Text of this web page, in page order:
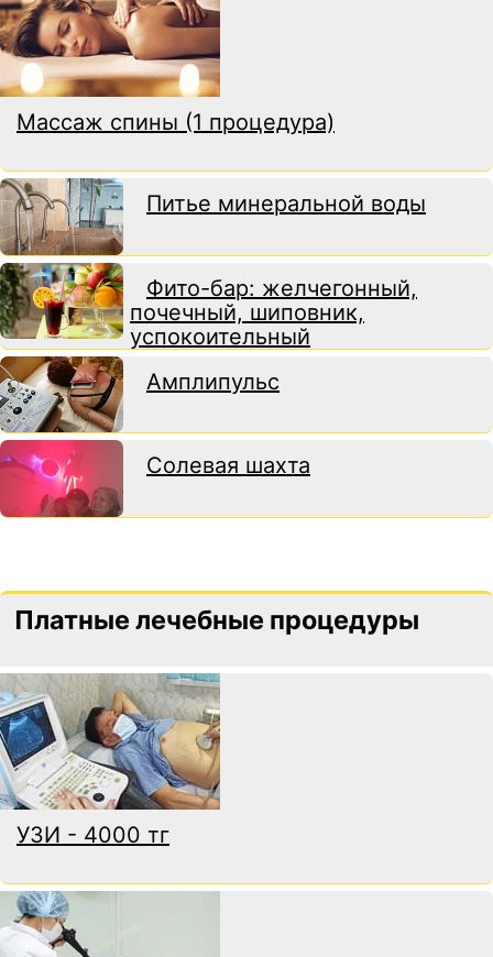
Массаж спины (1 процедура)
Питье минеральной воды
Фито-бар: желчегонный,
почечный, шиповник,
успокоительный
Амплипульс
Солевая шахта
Платные лечебные процедуры
УЗИ - 4000 тг